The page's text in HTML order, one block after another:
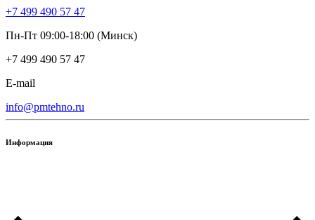
+7 499 490 57 47
Пн-Пт 09:00-18:00 (Минск)
+7 499 490 57 47
E-mail
info@pmtehno.ru
Информация